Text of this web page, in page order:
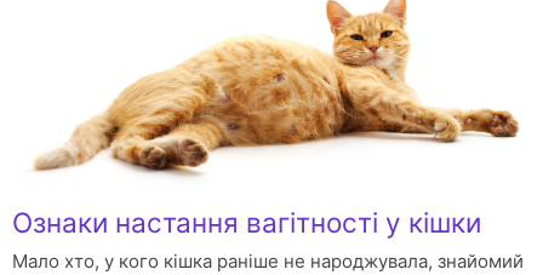
Ознаки настання вагітності у кішки
Мало хто, у кого кішка раніше не народжувала, знайомий